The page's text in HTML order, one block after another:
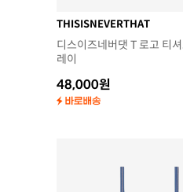
THISISNEVERTHAT
디스이즈네버댓 T 로고 티
레이
48,000원